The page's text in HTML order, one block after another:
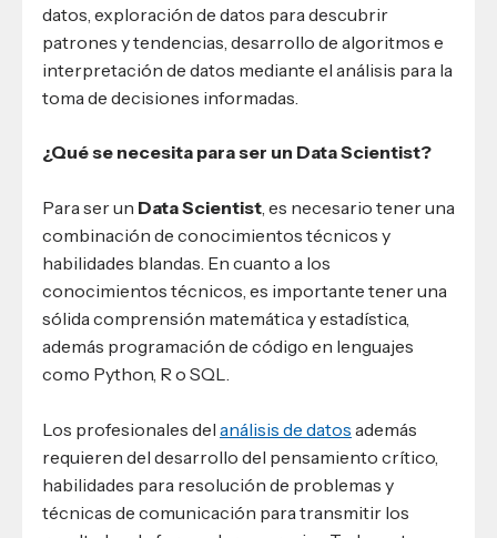
datos, exploración de datos para descubrir
patrones y tendencias, desarrollo de algoritmos e
interpretación de datos mediante el análisis para la
toma de decisiones informadas.
¿Qué se necesita para ser un Data Scientist?
Para ser un Data Scientist, es necesario tener una
combinación de conocimientos técnicos y
habilidades blandas. En cuanto a los
conocimientos técnicos, es importante tener una
sólida comprensión matemática y estadística,
además programación de código en lenguajes
como Python, R o SQL.
Los profesionales del análisis de datos además
requieren del desarrollo del pensamiento crítico,
habilidades para resolución de problemas y
técnicas de comunicación para transmitir los